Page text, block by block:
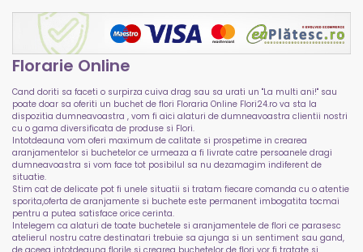
Florarie Online
Cand doriti sa faceti o surpirza cuiva drag sau sa urati un "La multi ani!" sau
poate doar sa oferiti un buchet de flori Floraria Online Flori24.ro va sta la
dispozitia dumneavoastra , vom fi aici alaturi de dumneavoastra clientii nostri
cu o gama diversificata de produse si Flori.
Intotdeauna vom oferi maximum de calitate si prospetime in crearea
aranjamentelor si buchetelor ce urmeaza a fi livrate catre persoanele dragi
dumneavoastra si vom face tot posibilul sa nu dezamagim indiferent de
situatie.
Stim cat de delicate pot fi unele situatii si tratam fiecare comanda cu o atentie
sporita,oferta de aranjamente si buchete este permanent imbogatita tocmai
pentru a putea satisface orice cerinta.
Intelegem ca alaturi de toate buchetele si aranjamentele de flori ce parasesc
atelierul nostru catre destinatari trebuie sa ajunga si un sentiment sau gand,